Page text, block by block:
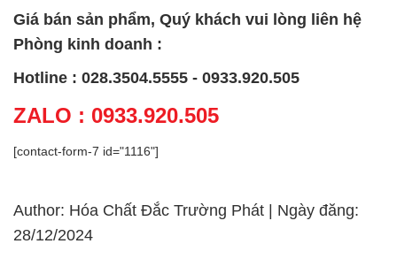
Giá bán sản phẩm, Quý khách vui lòng liên hệ
Phòng kinh doanh :
Hotline : 028.3504.5555 - 0933.920.505
ZALO : 0933.920.505
[contact-form-7 id="1116"]
Author: Hóa Chất Đắc Trường Phát | Ngày đăng:
28/12/2024